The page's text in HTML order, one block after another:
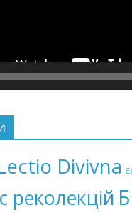
Divivna
реколекцій